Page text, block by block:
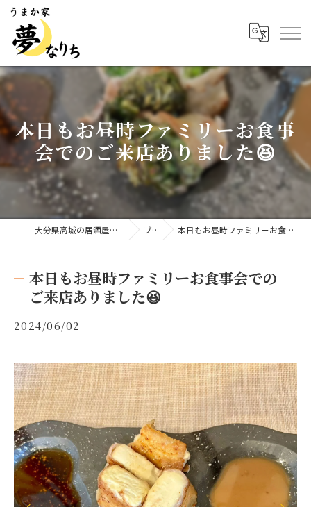
本日もお昼時ファミリーお食事
会でのご来店ありました😆
大分県高城の居酒屋ならうまか家 夢なりち ブログ 本日もお昼時ファミリーお食事会でのご来店ありました😆
本日もお昼時ファミリーお食事会での
ご来店ありました😆
2024/06/02